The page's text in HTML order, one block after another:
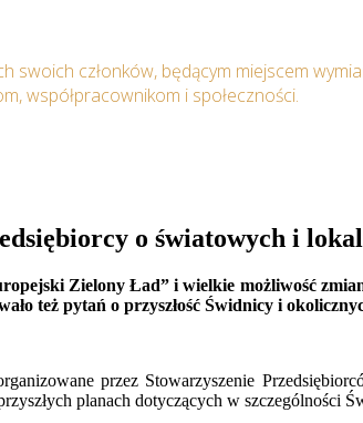
swoich członków, będącym miejscem
współpracownikom i społeczności.
o światowych i
Zielony Ład” i wielkie możliwość
też pytań o przyszłość Świdnicy i
przez Stowarzyszenie
planach dotyczących w szczególności